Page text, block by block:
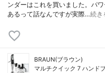
ンダーはこれを買いました。パ
あるって話なんですが実際…続き
BRAUN(ブラウン)
マルチクイック 7 ハンド